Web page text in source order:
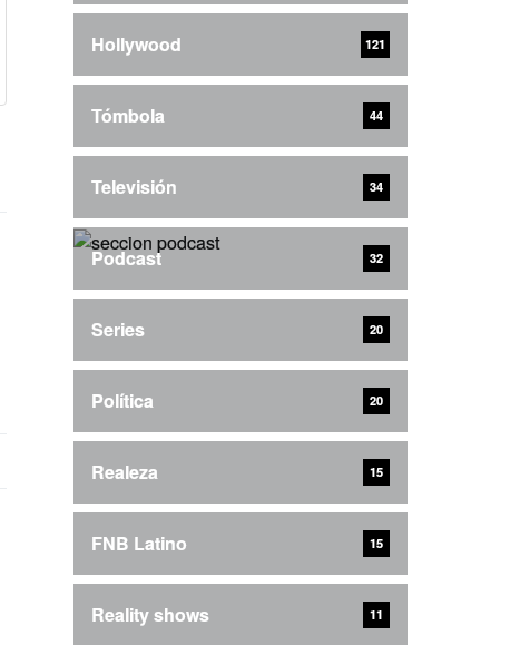
Hollywood 121
Tómbola 44
Televisión 34
Podcast 32
Series 20
Política 20
Realeza 15
FNB Latino 15
Reality shows 11